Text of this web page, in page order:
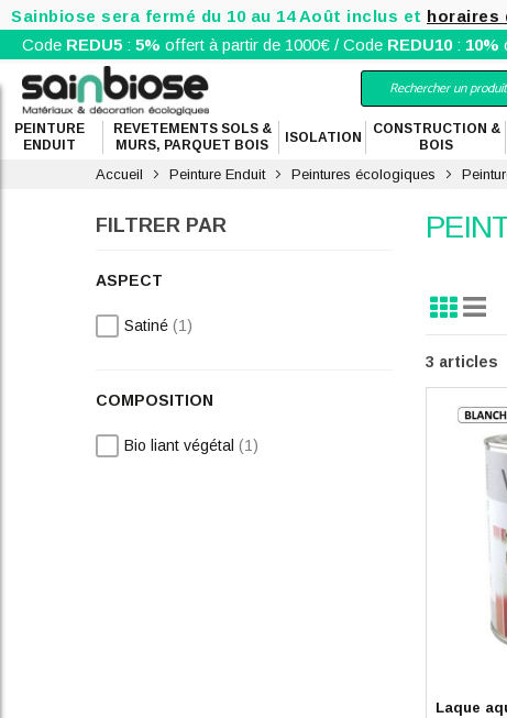
Sainbiose sera fermé du 10 au 14 Août inclus et horaires
Code REDU5 :5% offert à partir de 1000€ / Code REDU10: 10%
PEINTURE
ENDUIT
REVETEMENTS SOLS &
MURS, PARQUET BOIS
ISOLATION
CONSTRUCTION &
BOIS
Accueil Peinture Enduit Peintures écologiques
Afficher
en
GrilleListe
3 articles
Laque
FILTRER PAR
ASPECT
Satiné 1article
COMPOSITION
Bio liant végétal 1article